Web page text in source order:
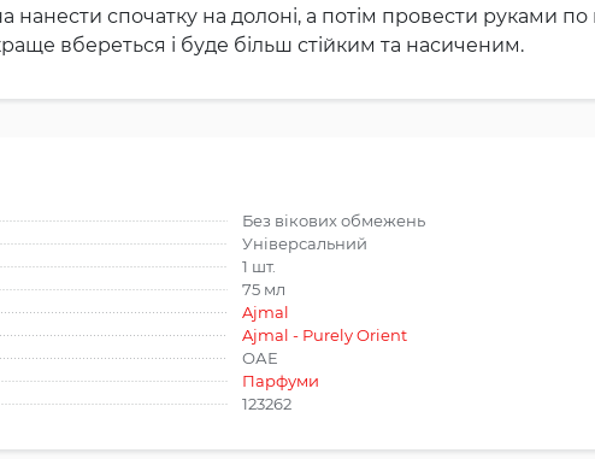
спочатку на долоні, а потім провести руками
вбереться і буде більш стійким та насиченим.
Без вікових обмежень
Універсальний
1 шт.
75 мл
Ajmal
Ajmal - Purely Orient
ОАЕ
Парфуми
123262